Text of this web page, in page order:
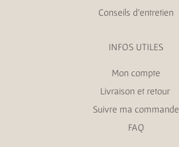
Conseils d’entretien
INFOS UTILES
Mon compte
Livraison et retour
Suivre ma commande
FAQ